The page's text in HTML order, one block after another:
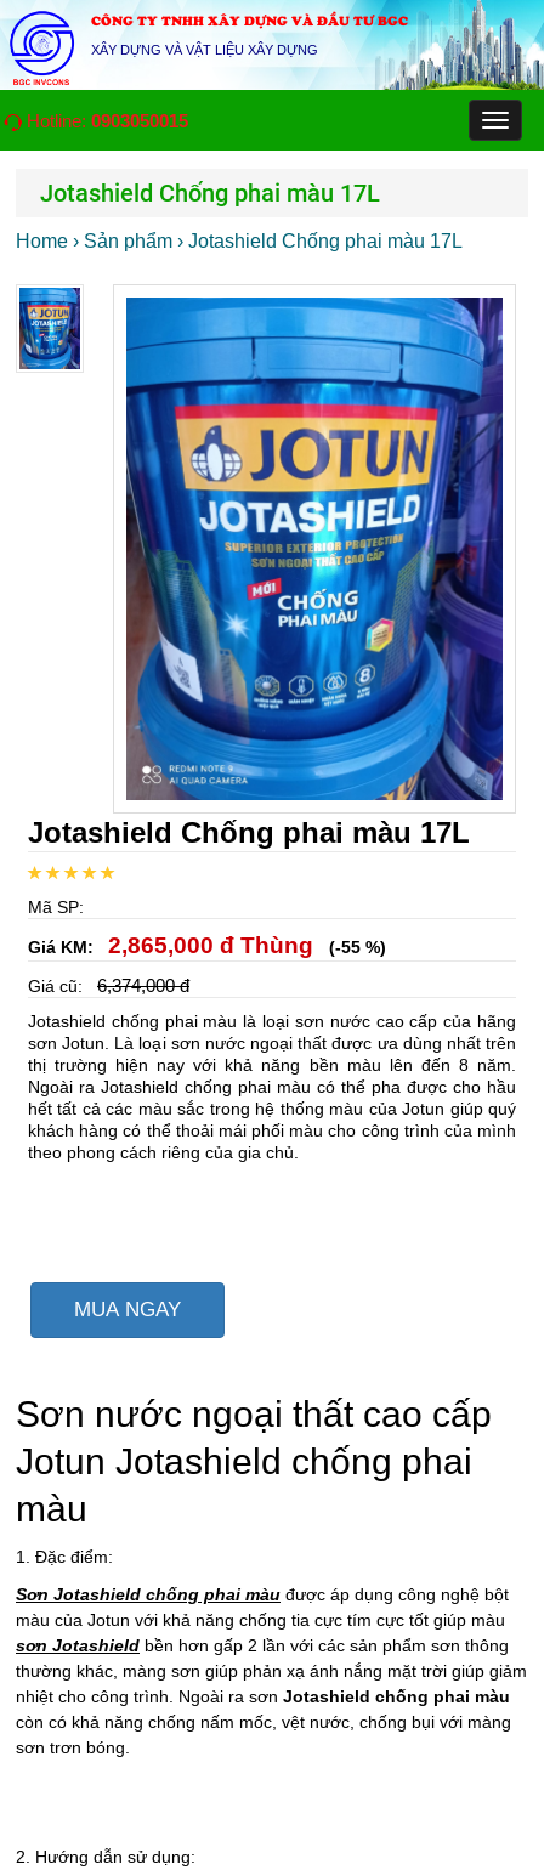
CÔNG TY TNHH XÂY DỰNG VÀ ĐẦU TƯ BGC
XÂY DỰNG VÀ VẬT LIỆU XÂY DỰNG
Toggle
Hotline: 0903050015
Jotashield Chống phai màu 17L
Home › Sản phẩm › Jotashield Chống phai màu 17L
Jotashield Chống phai màu 17L
Mã SP:
Giá KM: 2,865,000 đ Thùng
(-55 %)
Giá cũ: 6,374,000 đ
Jotashield chống phai màu là loại sơn nước cao cấp của hãng
sơn Jotun. Là loại sơn nước ngoại thất được ưa dùng nhất trên
thị trường hiện nay với khả năng bền màu lên đến 8 năm.
Ngoài ra Jotashield chống phai màu có thể pha được cho hầu
hết tất cả các màu sắc trong hệ thống màu của Jotun giúp quý
khách hàng có thể thoải mái phối màu cho công trình của mình
theo phong cách riêng của gia chủ.
MUA NGAY
Sơn nước ngoại thất cao cấp
Jotun Jotashield chống phai
màu
1. Đặc điểm:
Sơn Jotashield chống phai màu được áp dụng công nghệ bột
màu của Jotun với khả năng chống tia cực tím cực tốt giúp màu
sơn Jotashield bền hơn gấp 2 lần với các sản phẩm sơn thông
thường khác, màng sơn giúp phản xạ ánh nắng mặt trời giúp giảm
nhiệt cho công trình. Ngoài ra sơn Jotashield chống phai màu
còn có khả năng chống nấm mốc, vệt nước, chống bụi với màng
sơn trơn bóng.
2. Hướng dẫn sử dụng: